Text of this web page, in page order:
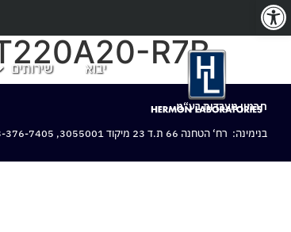
יבוא שירותים R7B
חרמון מעבדות בע“מ
בנימינה: רח‘ הטחנה 66 ת.ד 23 מיקוד 3055001,
376-7405